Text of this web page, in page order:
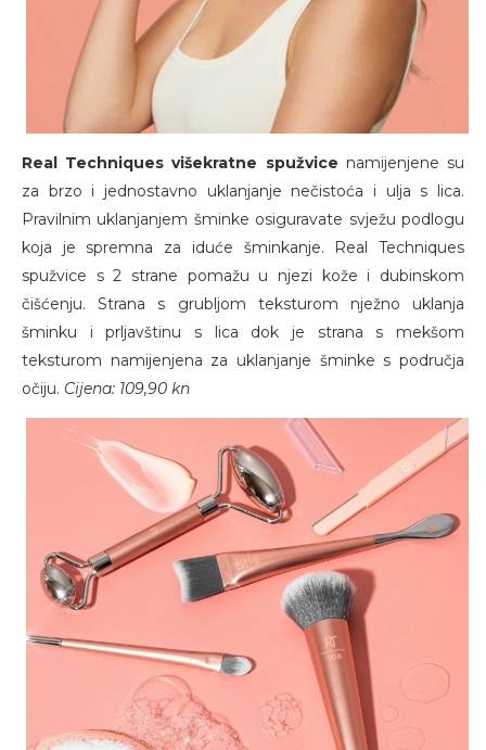
Real Techniques višekratne spužvice namijenjene su
za brzo i jednostavno uklanjanje nečistoća i ulja s lica.
Pravilnim uklanjanjem šminke osiguravate svježu podlogu
koja je spremna za iduće šminkanje. Real Techniques
spužvice s 2 strane pomažu u njezi kože i dubinskom
čišćenju. Strana s grubljom teksturom nježno uklanja
šminku i prljavštinu s lica dok je strana s mekšom
teksturom namijenjena za uklanjanje šminke s područja
očiju. Cijena: 109,90 kn